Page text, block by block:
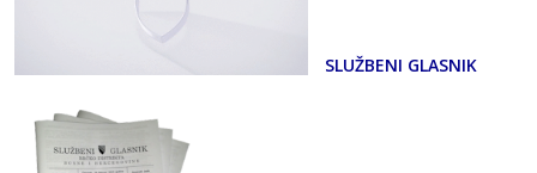
SLUŽBENI GLASNIK